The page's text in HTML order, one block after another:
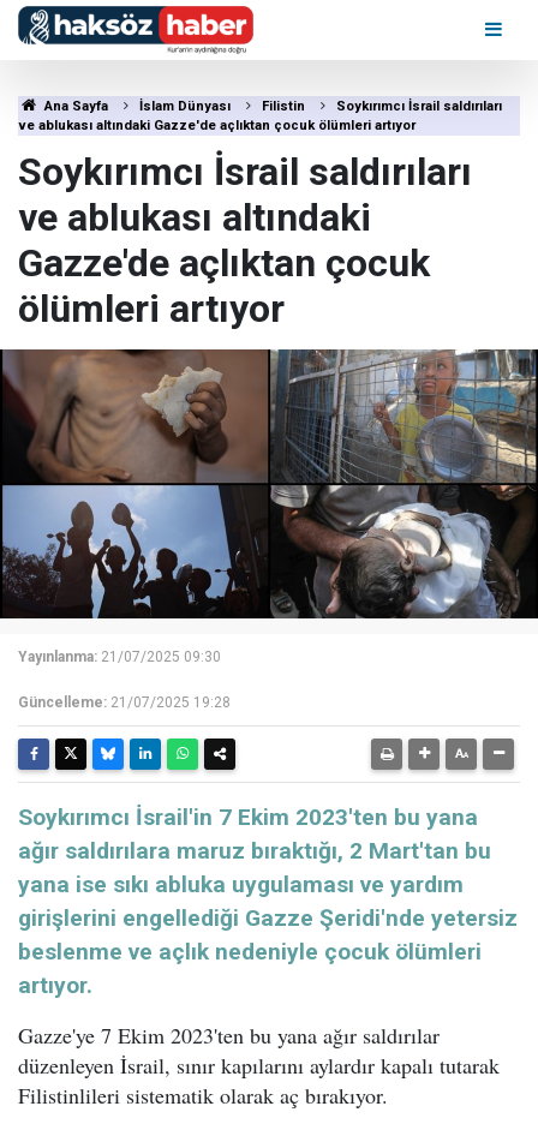
Ana Sayfa İslam Dünyası Filistin
Soykırımcı İsrail saldırıları
ve ablukası altındaki Gazze'de açlıktan çocuk ölümleri artıyor
Soykırımcı İsrail saldırıları
ve ablukası altındaki
Gazze'de açlıktan çocuk
ölümleri artıyor
Yayınlanma: 21/07/2025 09:30
Güncelleme: 21/07/2025 19:28
Soykırımcı İsrail'in 7 Ekim 2023'ten bu yana
ağır saldırılara maruz bıraktığı, 2 Mart'tan bu
yana ise sıkı abluka uygulaması ve yardım
girişlerini engellediği Gazze Şeridi'nde yetersiz
beslenme ve açlık nedeniyle çocuk ölümleri
artıyor.
Gazze'ye 7 Ekim 2023'ten bu yana ağır saldırılar
düzenleyen İsrail, sınır kapılarını aylardır kapalı tutarak
Filistinlileri sistematik olarak aç bırakıyor.